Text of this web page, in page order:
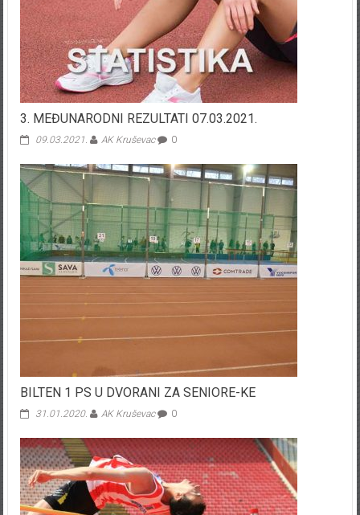
3. MEĐUNARODNI REZULTATI 07.03.2021.
09.03.2021. AK Kruševac 0
BILTEN 1 PS U DVORANI ZA SENIORE-KE
31.01.2020. AK Kruševac 0